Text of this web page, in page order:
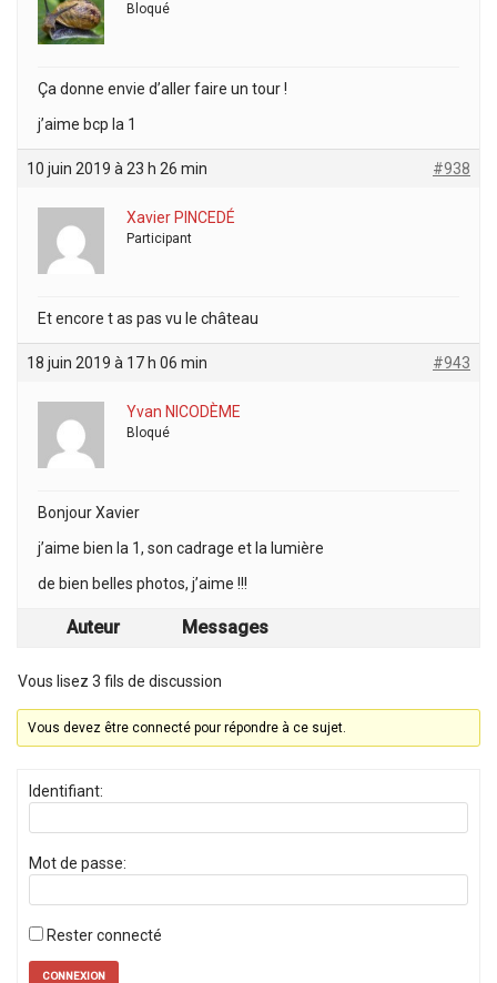
Bloqué
Ça donne envie d’aller faire un tour !
j’aime bcp la 1
10 juin 2019 à 23 h 26 min #938
Xavier PINCEDÉ
Participant
Et encore t as pas vu le château
18 juin 2019 à 17 h 06 min #943
Yvan NICODÈME
Bloqué
Bonjour Xavier
j’aime bien la 1, son cadrage et la lumière
de bien belles photos, j’aime !!!
Auteur Messages
Vous lisez 3 fils de discussion
Vous devez être connecté pour répondre à ce sujet.
Identifiant:
Mot de passe:
Rester connecté
CONNEXION